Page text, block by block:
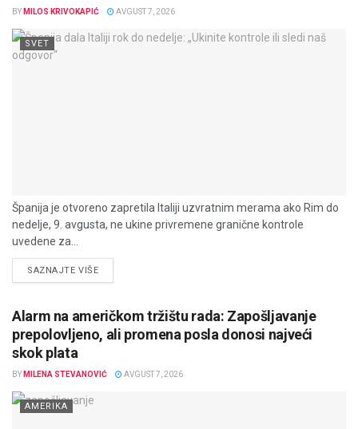
BY MILOS KRIVOKAPIĆ AVGUST 7, 2026
SVET
Španija je otvoreno zapretila Italiji uzvratnim merama ako Rim do
nedelje, 9. avgusta, ne ukine privremene granične kontrole
uvedene za...
SAZNAJTE VIŠEDETAILS
Alarm na američkom tržištu rada: Zapošljavanje
prepolovljeno, ali promena posla donosi najveći
skok plata
BY MILENA STEVANOVIĆ AVGUST 7, 2026
AMERIKA